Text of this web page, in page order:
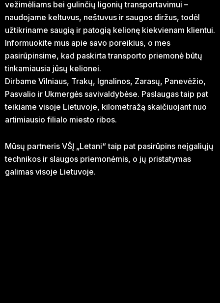
vežimėliams bei gulinčių ligonių transportavimui –
naudojame keltuvus, neštuvus ir saugos diržus, todėl
užtikriname saugią ir patogią kelionę kiekvienam klientui.
Informuokite mus apie savo poreikius, o mes
pasirūpinsime, kad paskirta transporto priemonė būtų
tinkamiausia jūsų kelionei.
Dirbame Vilniaus, Trakų, Ignalinos, Zarasų, Panevėžio,
Pasvalio ir Ukmergės savivaldybėse. Paslaugas taip pat
teikiame visoje Lietuvoje, kilometražą skaičiuojant nuo
artimiausio filialo miesto ribos.
Mūsų partneris VŠĮ „Letani“ taip pat pasirūpins neįgaliųjų
technikos ir slaugos priemonėmis, o jų pristatymas
galimas visoje Lietuvoje.